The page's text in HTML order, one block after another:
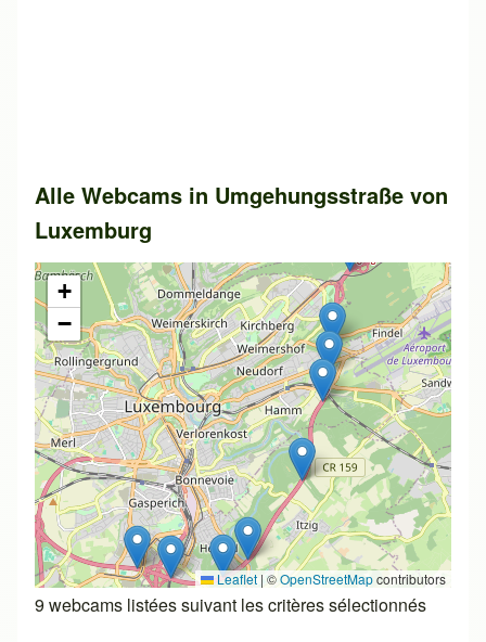
Alle Webcams in Umgehungsstraße von
Luxemburg
+
−
Leaflet | ©OpenStreetMapcontributors
9 webcams listées suivant les critères sélectionnés